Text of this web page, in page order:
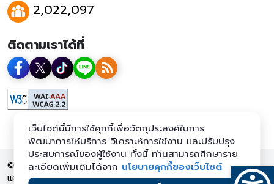
2,022,097
ติดตามเราได้ที่
© 2569 กรมทางหลวง สงวนลิขสิทธิ์
แผนผังเว็บไซต์
นโยบายเว็บไซต์ นโยบายการคุ้มครองข้อมูลส่วน
เว็บไซต์นี้มีการใช้คุกกี้เพื่อวัตถุประสงค์ในการ
พัฒนาการให้บริการ วิเคราะห์การใช้งาน และปรับปรุง
ประสบการณ์ของผู้ใช้งาน ทั้งนี้ ท่านสามารถศึกษาราย
ละเอียดเพิ่มเติมได้จาก นโยบายคุกกี้ของเว็บไซต์